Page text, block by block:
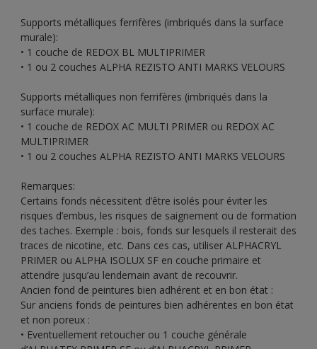
Supports métalliques ferrifères (imbriqués dans la surface
murale):
• 1 couche de REDOX BL MULTIPRIMER
• 1 ou 2 couches ALPHA REZISTO ANTI MARKS VELOURS
Supports métalliques non ferrifères (imbriqués dans la
surface murale):
• 1 couche de REDOX AC MULTI PRIMER ou REDOX AC
MULTIPRIMER
• 1 ou 2 couches ALPHA REZISTO ANTI MARKS VELOURS
Remarques:
Certains fonds nécessitent d’être isolés pour éviter les
risques d’embus, les risques de saignement ou de formation
des taches. Exemple : bois, fonds sur lesquels il resterait des
traces de nicotine, etc. Dans ces cas, utiliser ALPHACRYL
PRIMER ou ALPHA ISOLUX SF en couche primaire et
attendre jusqu’au lendemain avant de recouvrir.
Ancien fond de peintures bien adhérent et en bon état :
Sur anciens fonds de peintures bien adhérentes en bon état
et non poreux :
• Eventuellement retoucher ou 1 couche générale